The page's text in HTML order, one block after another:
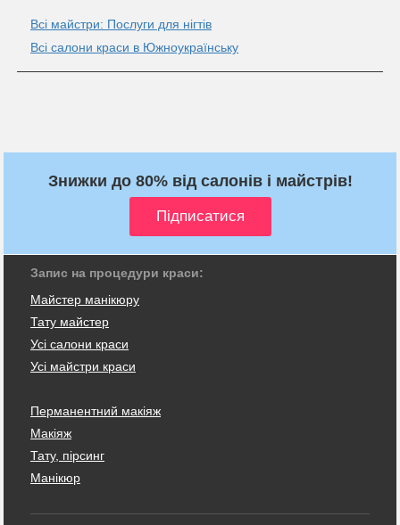
Всі майстри: Послуги для нігтів
Всі салони краси в Южноукраїнську
Знижки до 80% від салонів і майстрів!
Запис на процедури краси:
Майстер манікюру
Тату майстер
Усі салони краси
Усі майстри краси
Перманентний макіяж
Макіяж
Тату, пірсинг
Манікюр